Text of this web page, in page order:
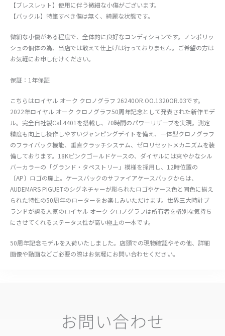
【ブレスレット】使用に伴う微細な小傷がございます。
【バックル】特筆すべき傷は無く、綺麗な状態です。
微細な小傷がある程度で、全体的に良好なコンディションです。ノンポリッ
シュの個体の為、当店では敢えて仕上げは行っておりません。ご希望の方は
お気軽にお申し付けください。
保証：1年保証
こちらはロイヤル オーク クロノグラフ 26240OR.OO.1320OR.03です。
2022年ロイヤル オーク クロノグラフ50周年記念として発表された新作モデ
ル。完全自社製Cal.4401を搭載し、70時間のパワーリザーブを実現。測定
精度も向上し操作しやすいジャンピングデイトを備え、一体型クロノグラフ
のフライバック機能、垂直クラッチシステム、ゼロリセットメカニズムを装
備しております。18Kピンクゴールドケースの、ダイヤルには爽やかなシル
バーカラーの「グランド・タペストリー」模様を採用し、12時位置の
〔AP〕ロゴの廃止。ケースバックのサファイアケースバックからは、
AUDEMARS PIGUETのシグネチャーが彫られたロゴやケース色と同色に揃え
られた特性の50周年のローターをお楽しみいただけます。世界三大時計ブ
ランドが誇る人気のロイヤル オーク クロノグラフは所有者を格別な気持ち
にさせてくれるステータス性が高い極上の一本です。
50周年記念モデルを入荷いたしました。店頭での現物確認やその他、詳細
画像や動画などご必要の際はお気軽にお問い合わせください。
お問い合わせ